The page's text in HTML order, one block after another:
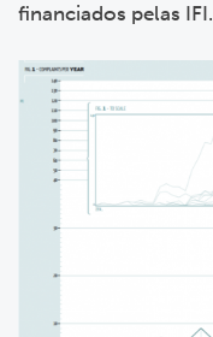
financiados pelas IFI.